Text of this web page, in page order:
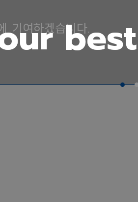
기여하겠습니다.best
best